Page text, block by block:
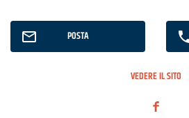
POSTA
VEDERE IL SITO